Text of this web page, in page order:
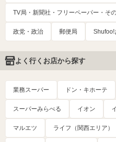
TV局・新聞社・フリーペーパー・そ
政党・政治 郵便局 Shufoo!
よく行くお店から探す
業務スーパー ドン・キホーテ
スーパーみらべる イオン
マルエツ ライフ（関西エリア）